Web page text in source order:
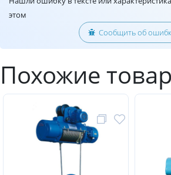
этом
Сообщить об
Похожие